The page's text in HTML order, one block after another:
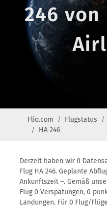
246 von
Flio.com Flugstatus
HA 246
Derzeit haben wir 0
Flug HA 246. Geplante
Ankunftszeit –. Gemäß
Flug 0 Verspätungen, 0
Landungen. Für 0 Flug/